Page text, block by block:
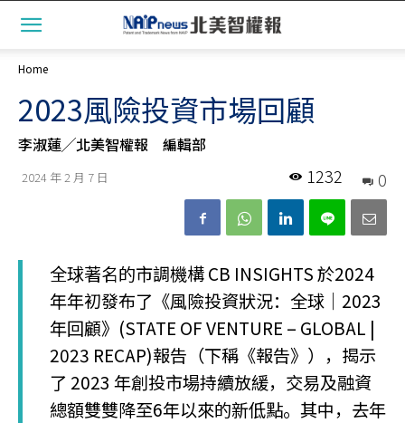
Home
2023風險投資市場回顧
李淑蓮╱北美智權報 編輯部
2024 年 2 月 7 日 0
1232
全球著名的市調機構 CB INSIGHTS 於2024
年年初發布了《風險投資狀況：全球│2023
年回顧》(STATE OF VENTURE – GLOBAL |
2023 RECAP)報告（下稱《報告》），揭示
了 2023 年創投市場持續放緩，交易及融資
總額雙雙降至6年以來的新低點。其中，去年